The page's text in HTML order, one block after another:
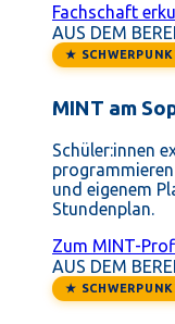
Fachschaft
AUS DEM
★
MINT am
Schüler:innen
und eigenem
Stundenplan.
Zum MINT-
AUS DEM
★